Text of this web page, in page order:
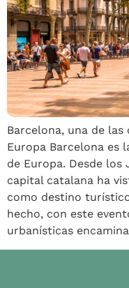
Barcelona, una de las
Europa Barcelona es
de Europa. Desde los
capital catalana ha
como destino
hecho, con este
urbanísticas